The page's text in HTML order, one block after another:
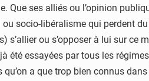
Que ses alliés ou l’opinion
socio-libéralisme qui perdent
ou s’opposer à lui sur ce
été essayées par tous les
a que trop bien connus